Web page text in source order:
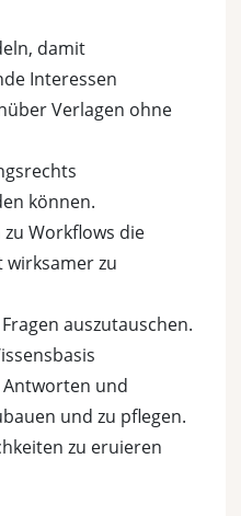
damit
Interessen
Verlagen ohne
können.
Workflows die
wirksamer zu
auszutauschen.
Antworten und
und zu pflegen.
zu eruieren